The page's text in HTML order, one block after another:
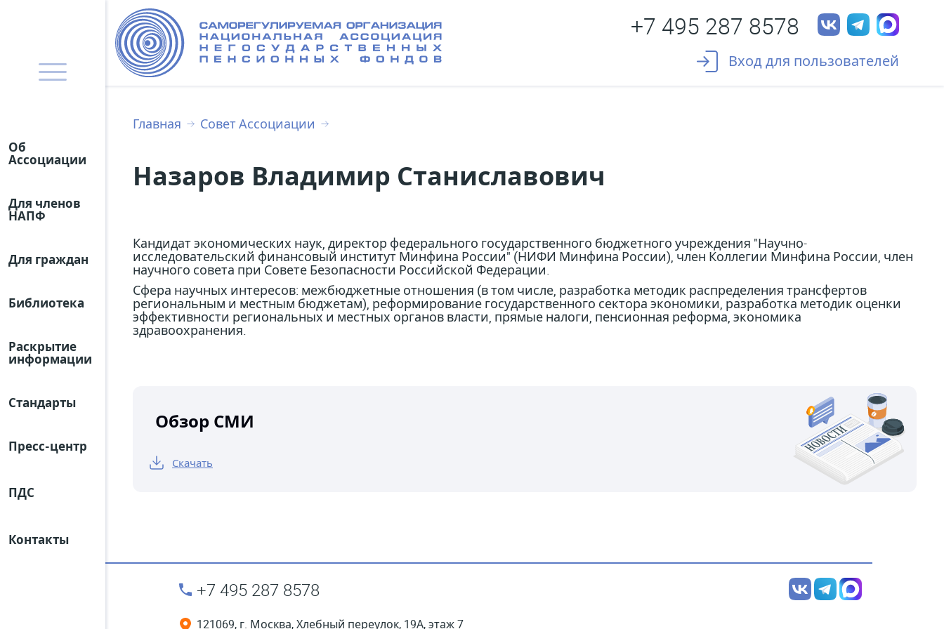
Об
Ассоциации
Для членов
НАПФ
Для граждан
Библиотека
Раскрытие
информации
Стандарты
Пресс-центр
ПДС
Контакты
+7 495 287 8578
Вход для пользователей
Главная Совет Ассоциации
Назаров Владимир Станиславович
Кандидат экономических наук, директор федерального государственного бюджетного учреждения "Научно-
исследовательский финансовый институт Минфина России" (НИФИ Минфина России), член Коллегии Минфина России, член
научного совета при Совете Безопасности Российской Федерации.
Сфера научных интересов: межбюджетные отношения (в том числе, разработка методик распределения трансфертов
региональным и местным бюджетам), реформирование государственного сектора экономики, разработка методик оценки
эффективности региональных и местных органов власти, прямые налоги, пенсионная реформа, экономика
здравоохранения.
Обзор СМИ
Скачать
+7 495 287 8578
121069, г. Москва, Хлебный переулок, 19А, этаж 7